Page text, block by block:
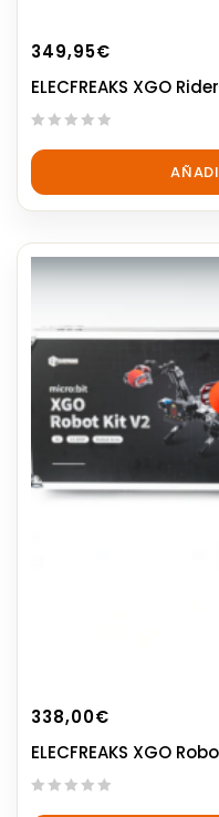
349,95€
ELECFREAKS XGO
out
5
338,00€
ELECFREAKS XGO